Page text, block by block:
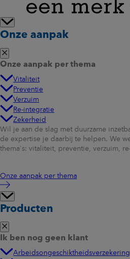
Onze aanpak
Onze aanpak per thema
Vitaliteit
Preventie
Verzuim
Re-integratie
Zekerheid
Wil je aan de slag met duurzame
de expertise je daarbij te helpen. We
thema's: vitaliteit, preventie, verzuim,
Onze aanpak per thema
Producten
Ik ben nog geen klant
Arbeidsongeschiktheidsverzekering